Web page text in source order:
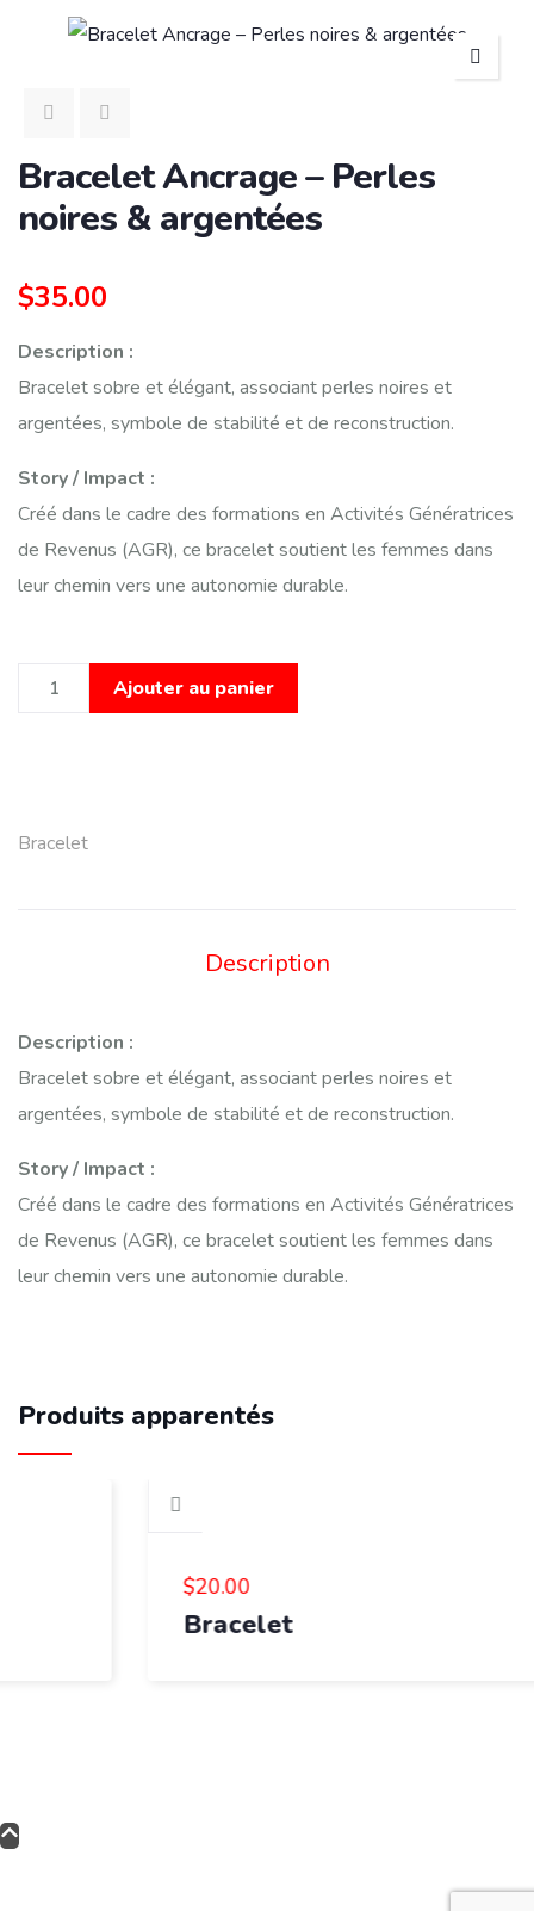
Bracelet Ancrage – Perles
noires & argentées
$35.00
Description :
Bracelet sobre et élégant, associant perles noires et
argentées, symbole de stabilité et de reconstruction.
Story / Impact :
Créé dans le cadre des formations en Activités Génératrices
de Revenus (AGR), ce bracelet soutient les femmes dans
leur chemin vers une autonomie durable.
Ajouter au panier
Bracelet
Description
Description :
Bracelet sobre et élégant, associant perles noires et
argentées, symbole de stabilité et de reconstruction.
Story / Impact :
Créé dans le cadre des formations en Activités Génératrices
de Revenus (AGR), ce bracelet soutient les femmes dans
leur chemin vers une autonomie durable.
Produits apparentés